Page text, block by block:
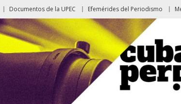
Documentos de la UPEC Efemérides del Periodismo